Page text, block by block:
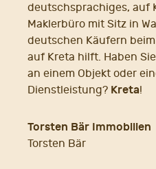
deutschsprachiges, auf
Maklerbüro mit Sitz in
deutschen Käufern
auf Kreta hilft. Haben
an einem Objekt oder
Dienstleistung? Kreta!
Torsten Bär Immobilien
Torsten Bär